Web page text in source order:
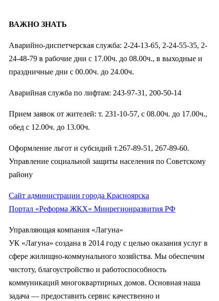
ВАЖНО ЗНАТЬ
Аварийно-диспетчерская служба: 2-24-13-65, 2-24-55-35, 2-
24-48-79 в рабочие дни с 17.00ч. до 08.00ч., в выходные и
праздничные дни с 00.00ч. до 24.00ч.
Аварийная служба по лифтам: 243-97-31, 200-50-14
Прием заявок от жителей: т. 231-10-57, с 08.00ч. до 17.00ч.,
обед с 12.00ч. до 13.00ч.
Оформление льгот и субсидий т.267-89-51, 267-89-60.
Управление социальной защиты населения по Советскому
району
Сайт администрации города Красноярска
Портал «Реформа ЖКХ» Минрегионразвития РФ
Управляющая компания «Лагуна»
УК «Лагуна» создана в 2014 году с целью оказания услуг в
сфере жилищно-коммунального хозяйства. Мы обеспечим
чистоту, благоустройство и работоспособность
коммуникаций многоквартирных домов. Основная наша
задача — предоставить сервис качественно и